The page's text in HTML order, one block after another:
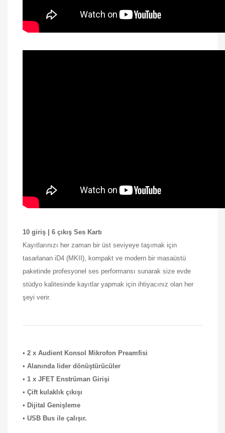
10 giriş | 6 çıkış Ses Kartı
Kayıtlarınızı her zaman bir üst seviyeye taşımak için
tasarlanan iD4 (MKII), kompakt ve modern bir masaüstü
paketinde profesyonel ses performansı sunarak size evde
stüdyo kalitesinde kayıtlar yapmak için ihtiyacınız olan her
şeyi verir.
• 2 x Audient Konsol Mikrofon Preamfisi
• Alanında lider dönüştürücüler
• 1 x JFET Enstrüman Girişi
• Çift kulaklık çıkışı
• Dijital Genişleme
• USB Bus ile çalışır.